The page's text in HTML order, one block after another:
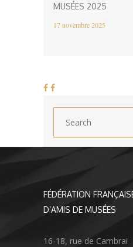
MUSÉES 2025
17 novembre 2025
FÉDÉRATION
D’AMIS DE MUSÉES
16-18, rue de Cambrai